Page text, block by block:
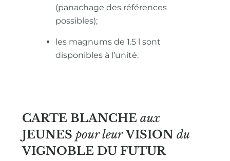
(panachage des références
possibles);
les magnums de 1.5 l sont
disponibles à l’unité.
CARTE BLANCHE aux
JEUNES pour leur VISION du
VIGNOBLE DU FUTUR